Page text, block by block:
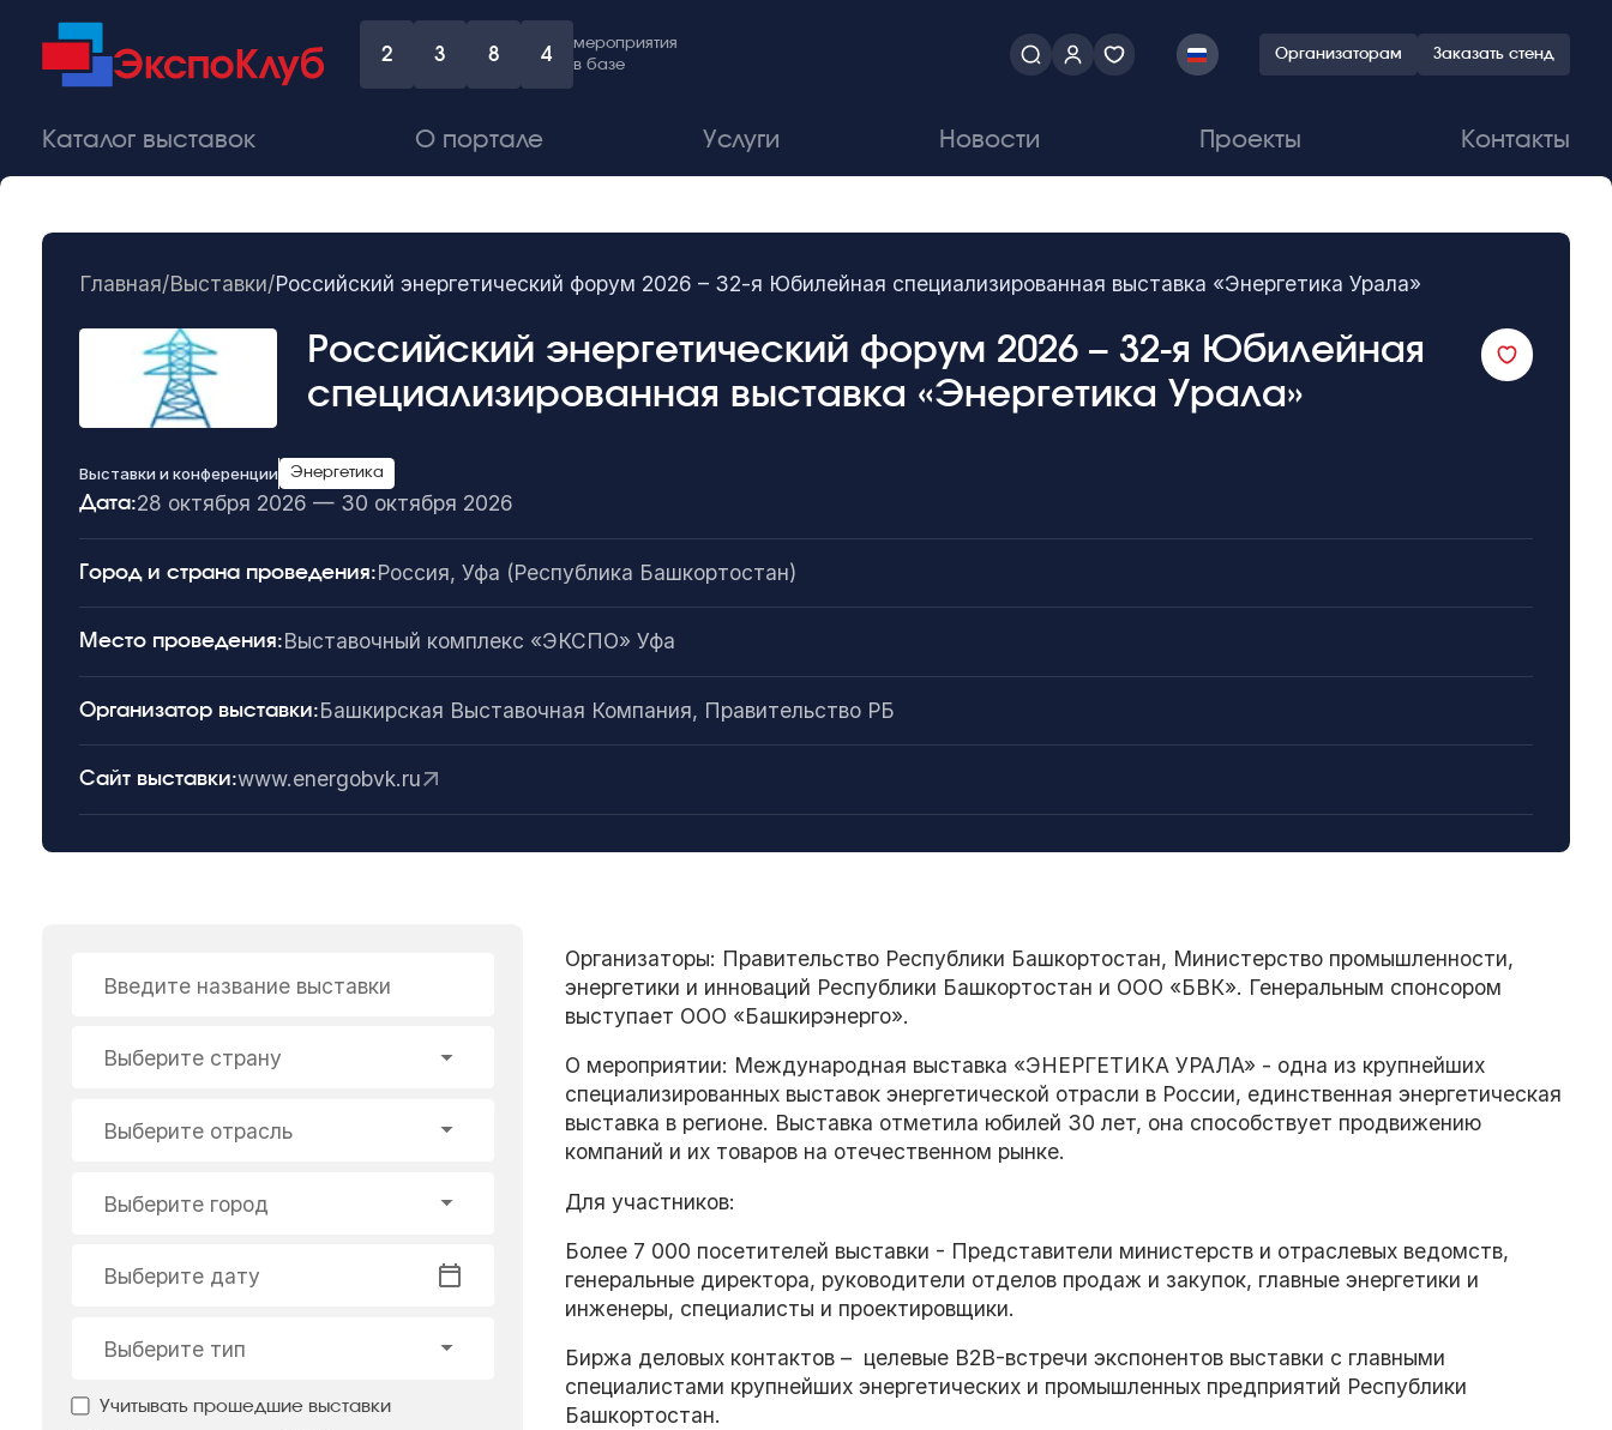
2 3 8 4
мероприятия
в базе
Организаторам Заказать стенд
Каталог выставок О портале Услуги Новости Проекты Контакты
Главная/Выставки/Российский энергетический форум 2026 – 32-я Юбилейная специализированная выставка «Энергетика Урала»
Российский энергетический форум 2026 – 32-я Юбилейная
специализированная выставка «Энергетика Урала»
Выставки и конференции Энергетика
Дата:28 октября 2026 — 30 октября 2026
Город и страна проведения:Россия, Уфа (Республика Башкортостан)
Место проведения:Выставочный комплекс «ЭКСПО» Уфа
Организатор выставки:Башкирская Выставочная Компания, Правительство РБ
Сайт выставки:www.energobvk.ru
Введите название выставки
Выберите страну
Выберите отрасль
Выберите город
Выберите дату
Выберите тип
Учитывать прошедшие выставки
Организаторы: Правительство Республики Башкортостан, Министерство промышленности,
энергетики и инноваций Республики Башкортостан и ООО «БВК». Генеральным спонсором
выступает ООО «Башкирэнерго».
О мероприятии: Международная выставка «ЭНЕРГЕТИКА УРАЛА» - одна из крупнейших
специализированных выставок энергетической отрасли в России, единственная энергетическая
выставка в регионе. Выставка отметила юбилей 30 лет, она способствует продвижению
компаний и их товаров на отечественном рынке.
Для участников:
Более 7 000 посетителей выставки - Представители министерств и отраслевых ведомств,
генеральные директора, руководители отделов продаж и закупок, главные энергетики и
инженеры, специалисты и проектировщики.
Биржа деловых контактов – целевые B2B-встречи экспонентов выставки с главными
специалистами крупнейших энергетических и промышленных предприятий Республики
Башкортостан.